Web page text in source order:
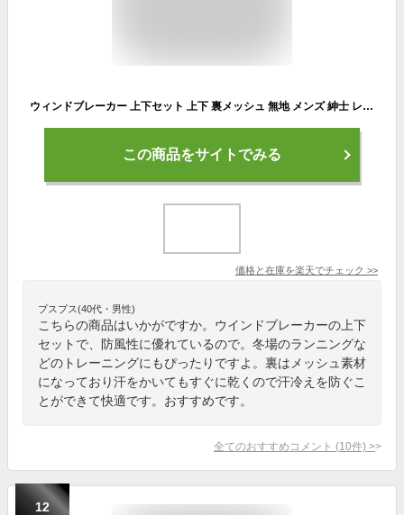
ウィンドブレーカー 上下セット 上下 裏メッシュ 無地 メンズ 紳士 レディース 薄手 メッシュ 野球 サッカー テニス ジャージ シャカシャカ シャカパン ジョギング ランニング 運動 ジム 秋 冬 部屋着 暖かい セットアップ 大きいサイズ ランニングウェア 散歩
この商品をサイトでみる
価格と在庫を楽天でチェック >>
プスプス(40代・男性)
こちらの商品はいかがですか。ウインドブレーカーの上下
セットで、防風性に優れているので。冬場のランニングな
どのトレーニングにもぴったりですよ。裏はメッシュ素材
になっており汗をかいてもすぐに乾くので汗冷えを防ぐこ
とができて快適です。おすすめです。
全てのおすすめコメント (10件) >
12